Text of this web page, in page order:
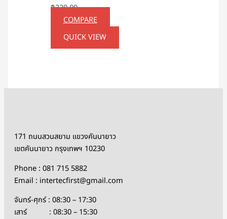
฿220.00
COMPARE
QUICK VIEW
171 ถนนสวนสยาม แขวงคันนายาว
เขตคันนายาว กรุงเทพฯ 10230
Phone : 081 715 5882
Email : intertecfirst@gmail.com
จันทร์-ศุกร์ : 08:30 – 17:30
เสาร์ : 08:30 – 15:30